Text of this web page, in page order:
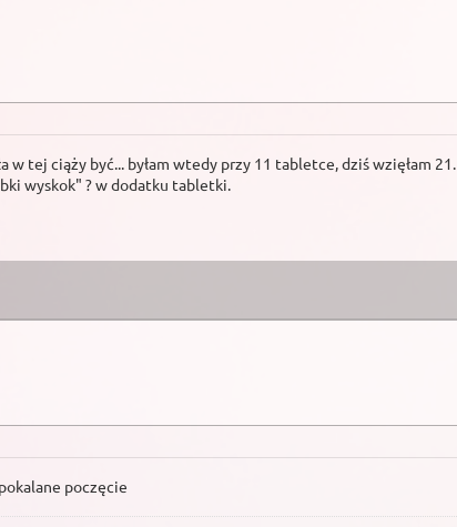
tej ciąży być... byłam wtedy przy 11 tabletce, dziś wzięłam 21.
wyskok" ? w dodatku tabletki.
poczęcie